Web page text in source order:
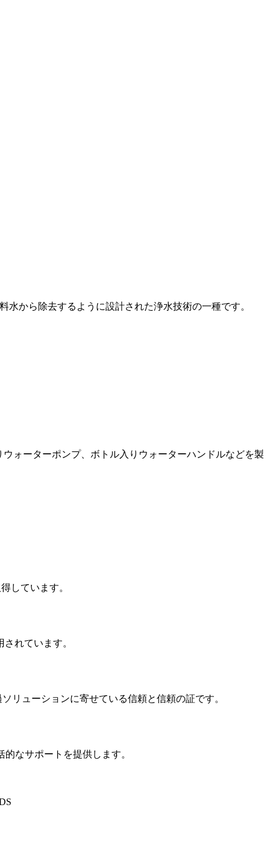
から除去するように設計された浄水技術の一種です。
ォーターポンプ、ボトル入りウォーターハンドルなどを製
しています。
れています。
リューションに寄せている信頼と信頼の証です。
なサポートを提供します。